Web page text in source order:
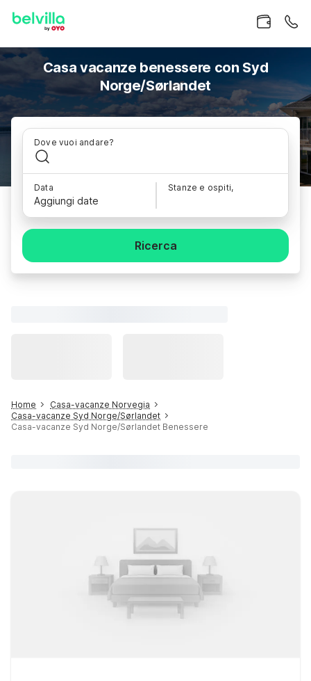
Casa vacanze benessere con Syd
Norge/Sørlandet
Dove vuoi andare?
Data
Aggiungi date
Stanze e ospiti,
Ricerca
Home
Casa-vacanze Norvegia
Casa-vacanze Syd Norge/Sørlandet
Casa-vacanze Syd Norge/Sørlandet Benessere